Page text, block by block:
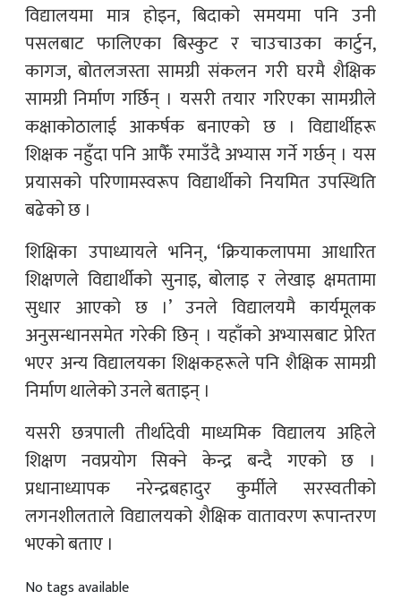
विद्यालयमा मात्र होइन, बिदाको समयमा पनि उनी
पसलबाट फालिएका बिस्कुट र चाउचाउका कार्टुन,
कागज, बोतलजस्ता सामग्री संकलन गरी घरमै शैक्षिक
सामग्री निर्माण गर्छिन् । यसरी तयार गरिएका सामग्रीले
कक्षाकोठालाई आकर्षक बनाएको छ । विद्यार्थीहरू
शिक्षक नहुँदा पनि आफैँ रमाउँदै अभ्यास गर्ने गर्छन् । यस
प्रयासको परिणामस्वरूप विद्यार्थीको नियमित उपस्थिति
बढेको छ ।
शिक्षिका उपाध्यायले भनिन्, ‘क्रियाकलापमा आधारित
शिक्षणले विद्यार्थीको सुनाइ, बोलाइ र लेखाइ क्षमतामा
सुधार आएको छ ।’ उनले विद्यालयमै कार्यमूलक
अनुसन्धानसमेत गरेकी छिन् । यहाँको अभ्यासबाट प्रेरित
भएर अन्य विद्यालयका शिक्षकहरूले पनि शैक्षिक सामग्री
निर्माण थालेको उनले बताइन् ।
यसरी छत्रपाली तीर्थादेवी माध्यमिक विद्यालय अहिले
शिक्षण नवप्रयोग सिक्ने केन्द्र बन्दै गएको छ ।
प्रधानाध्यापक नरेन्द्रबहादुर कुर्मीले सरस्वतीको
लगनशीलताले विद्यालयको शैक्षिक वातावरण रूपान्तरण
भएको बताए ।
No tags available